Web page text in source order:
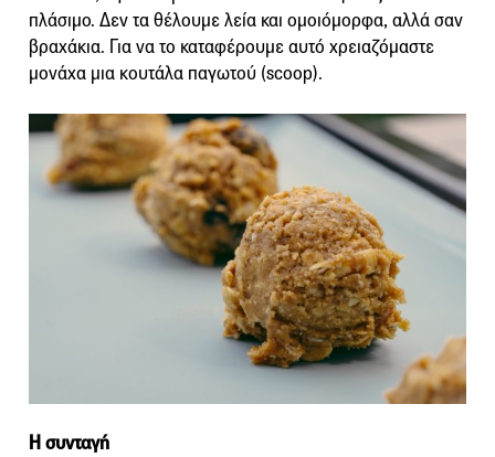
πλάσιμο. Δεν τα θέλουμε λεία και ομοιόμορφα, αλλά σαν
βραχάκια. Για να το καταφέρουμε αυτό χρειαζόμαστε
μονάχα μια κουτάλα παγωτού (scoοp).
H συνταγή